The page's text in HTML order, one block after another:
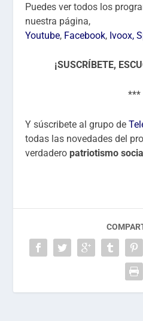
Puedes ver todos los
nuestra página,
Youtube, Facebook, Ivoox,
¡SUSCRÍBETE,
***
Y súscribete al grupo de
todas las novedades del
verdaderopatriotismo